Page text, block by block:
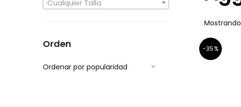
-35%
Cualquier Talla
Orden